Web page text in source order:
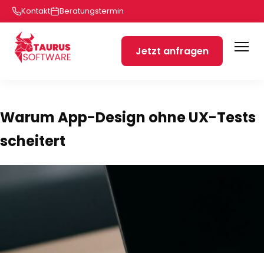
Kontakt Beratungstermin
Jetzt anfragen
Warum App-Design ohne UX-Tests
scheitert